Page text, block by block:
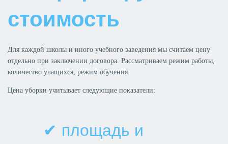
стоимость
Для каждой школы и иного учебного заведения мы считаем цену
отдельно при заключении договора. Рассматриваем режим работы,
количество учащихся, режим обучения.
Цена уборки учитывает следующие показатели:
✔ площадь и